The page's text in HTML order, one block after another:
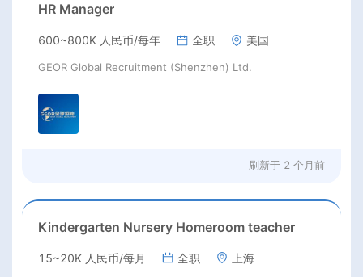
HR Manager
600~800K 人民币/每年 全职 美国
GEOR Global Recruitment (Shenzhen) Ltd.
刷新于 2 个月前
Kindergarten Nursery Homeroom teacher
15~20K 人民币/每月 全职 上海